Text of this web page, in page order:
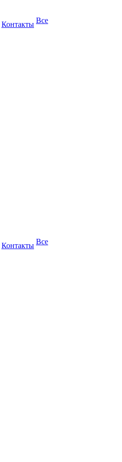
Контакты Все
Контакты Все